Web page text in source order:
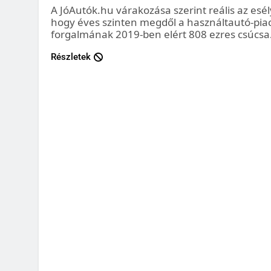
A JóAutók.hu várakozása szerint reális az
hogy éves szinten megdől a használtautó-
forgalmának 2019-ben elért 808 ezres
Részletek